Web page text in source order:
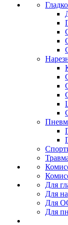
Для
Для
Для
Для